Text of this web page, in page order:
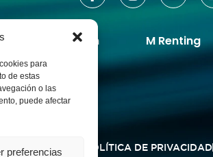
para
de estas
o las
puede afectar
preferencias
de ocasión M Renting
AVISO LEGAL POLÍTICA DE PRIVACIDAD